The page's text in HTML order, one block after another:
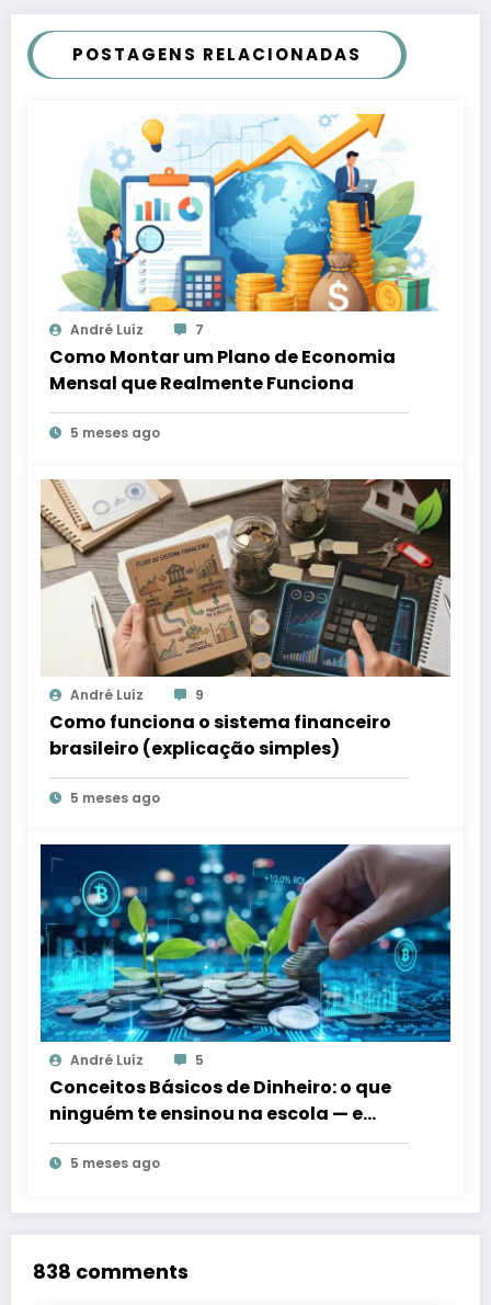
POSTAGENS RELACIONADAS
André Luíz 7
Como Montar um Plano de Economia
Mensal que Realmente Funciona
5 meses ago
André Luíz 9
Como funciona o sistema financeiro
brasileiro (explicação simples)
5 meses ago
André Luíz 5
Conceitos Básicos de Dinheiro: o que
ninguém te ensinou na escola — e
como isso muda tudo
5 meses ago
838 comments